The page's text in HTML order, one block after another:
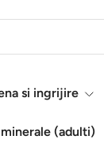
si ingrijire
(adulti)